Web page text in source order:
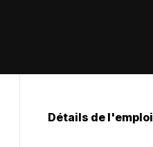
Détails de l'emploi